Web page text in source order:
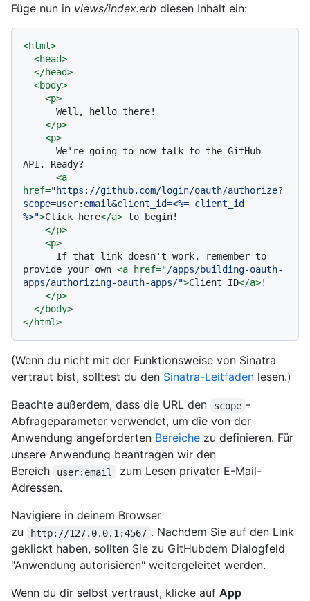
Füge nun in views/index.erb diesen Inhalt ein:
<html>
<head>
</head>
<body>
<p>
</p>
<p>
API. Ready?
<a
href="https://github.com/login/oauth/authorize?
scope=user:email&client_id=<%= client_id
%>">Click here</a> to begin!
</p>
<p>
provide your own <a href="/apps/building-oauth-
apps/authorizing-oauth-apps/">Client ID</a>!
</p>
</body>
</html>
(Wenn du nicht mit der Funktionsweise von Sinatra
vertraut bist, solltest du den Sinatra-Leitfaden lesen.)
Beachte außerdem, dass die URL den
scope -
Abfrageparameter verwendet, um die von der
Anwendung angeforderten Bereiche zu definieren. Für
unsere Anwendung beantragen wir den
Bereich
user:email
zum Lesen privater E-Mail-
Adressen.
Navigiere in deinem Browser
zu
http://127.0.0.1:4567 . Nachdem Sie auf den Link
geklickt haben, sollten Sie zu GitHubdem Dialogfeld
"Anwendung autorisieren" weitergeleitet werden.
Wenn du dir selbst vertraust, klicke auf App